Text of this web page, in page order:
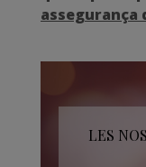
assegurança
LES